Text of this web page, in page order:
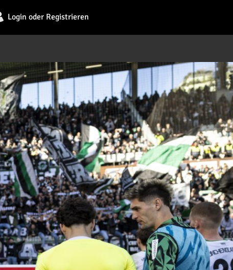
Login oder Registrieren